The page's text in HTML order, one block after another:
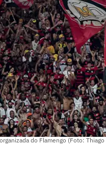
do Flamengo (Foto: